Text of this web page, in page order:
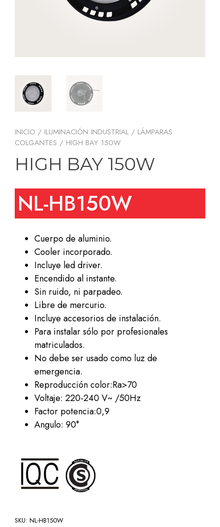
INICIO / ILUMINACIÓN INDUSTRIAL / LÁMPARAS
COLGANTES / HIGH BAY 150W
HIGH BAY 150W
NL-HB150W
Cuerpo de aluminio.
Cooler incorporado.
Incluye led driver.
Encendido al instante.
Sin ruido, ni parpadeo.
Libre de mercurio.
Incluye accesorios de instalación.
Para instalar sólo por profesionales
matriculados.
No debe ser usado como luz de
emergencia.
Reproducción color:Ra>70
Voltaje: 220-240 V~ /50Hz
Factor potencia:0,9
Angulo: 90°
SKU: NL-HB150W